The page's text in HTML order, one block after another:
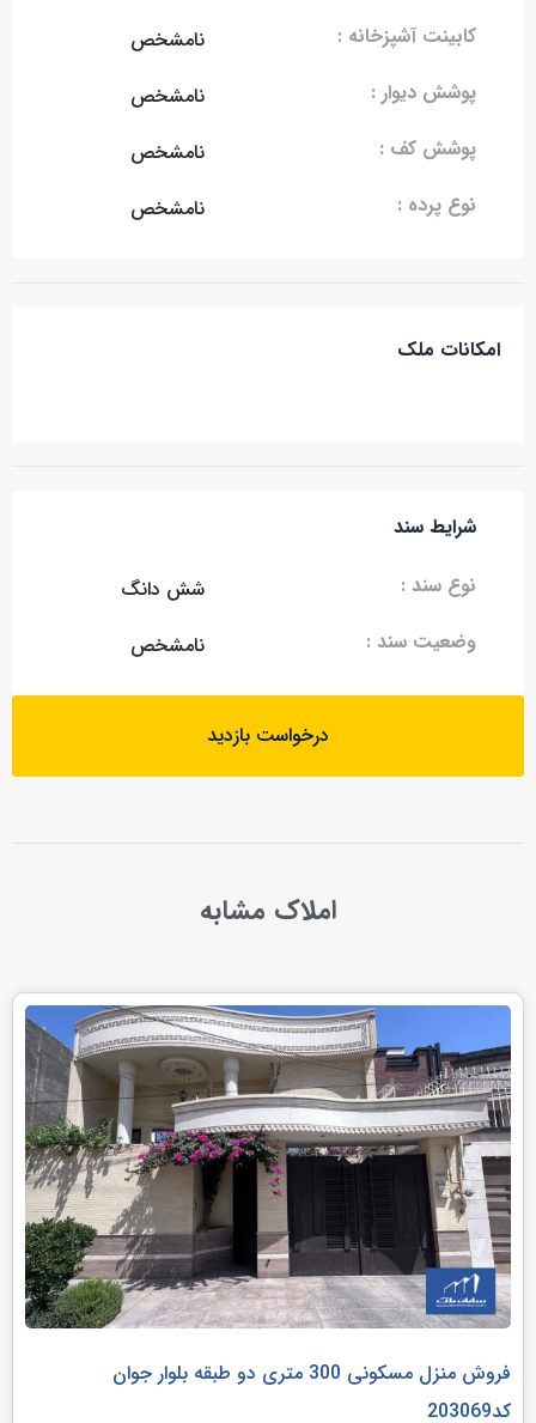
کابینت آشپزخانه :
نامشخص
پوشش دیوار :
نامشخص
پوشش کف :
نامشخص
نوع پرده :
نامشخص
امکانات ملک
شرایط سند
نوع سند :
شش دانگ
وضعیت سند :
نامشخص
درخواست بازدید
املاک مشابه
فروش منزل مسکونی 300 متری دو طبقه بلوار جوان
کد203069